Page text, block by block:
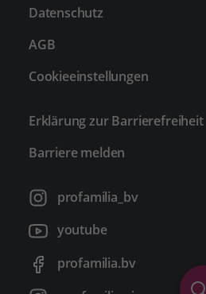
Datenschutz
AGB
Cookieeinstellungen
Erklärung zur Barrierefreiheit
Barriere melden
profamilia_bv
youtube
profamilia.bv